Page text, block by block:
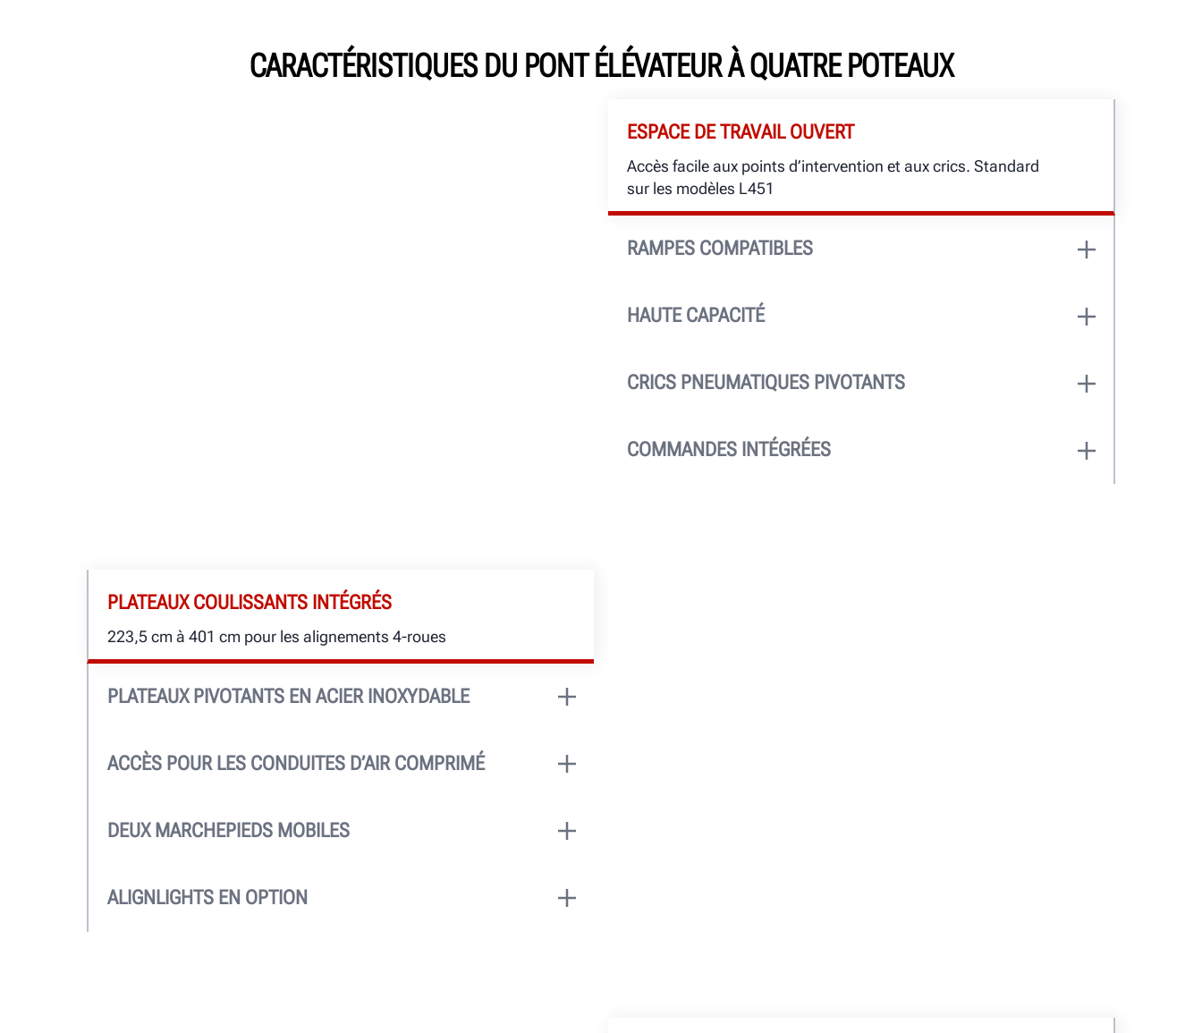
CARACTÉRISTIQUES DU PONT ÉLÉVATEUR À QUATRE POTEAUX
ESPACE DE TRAVAIL OUVERT
Accès facile aux points d’intervention et aux crics. Standard
sur les modèles L451
RAMPES COMPATIBLES
véhicules jusqu’à 233 cm. Deux longueurs sont disponibles
pour accueillir des empattements de 449,6 cm ou de 536 cm.
HAUTE CAPACITÉ
meilleure de sa catégorie.
CRICS PNEUMATIQUES PIVOTANTS
4,08 tonnes sont fournis en standard pour une hauteur, une
portée et une durabilité inégalées.
COMMANDES INTÉGRÉES
PLATEAUX COULISSANTS INTÉGRÉS
223,5 cm à 401 cm pour les alignements 4-roues
PLATEAUX PIVOTANTS EN ACIER INOXYDABLE
Les plateaux pivotants PowerSlide™ sont très pratiques.
ACCÈS POUR LES CONDUITES D’AIR COMPRIMÉ
standard.
DEUX MARCHEPIEDS MOBILES
pratiques
ALIGNLIGHTS EN OPTION